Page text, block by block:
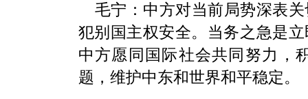
毛宁：中方对当前局势深表
犯别国主权安全。当务之急是
中方愿同国际社会共同努力，
题，维护中东和世界和平稳定。